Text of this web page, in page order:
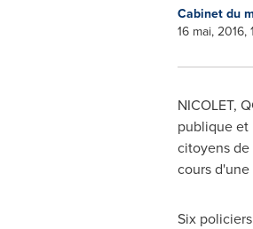
Cabinet du
16 mai, 2016,
NICOLET,
publique et
citoyens de
cours
Six